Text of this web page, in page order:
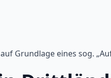
Grundlage eines sog.